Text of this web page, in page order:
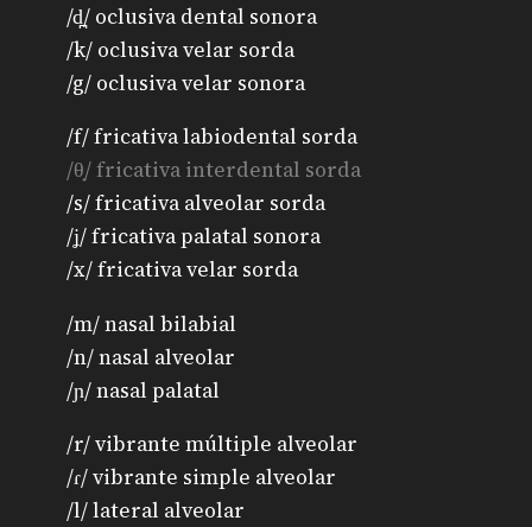
/d̪/ oclusiva dental sonora
/k/ oclusiva velar sorda
/g/ oclusiva velar sonora
/f/ fricativa labiodental sorda
/θ̟/ fricativa interdental sorda
/s/ fricativa alveolar sorda
/ʝ/ fricativa palatal sonora
/x/ fricativa velar sorda
/m/ nasal bilabial
/n/ nasal alveolar
/ɲ/ nasal palatal
/r/ vibrante múltiple alveolar
/ɾ/ vibrante simple alveolar
/l/ lateral alveolar